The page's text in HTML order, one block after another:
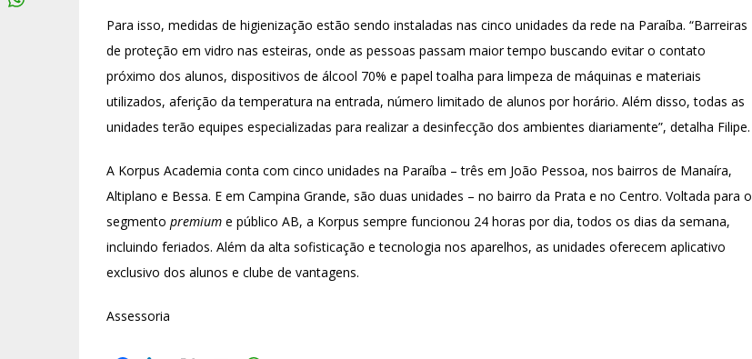
Para isso, medidas de higienização estão sendo instaladas nas cinco unidades da rede na Paraíba. “Barreiras
de proteção em vidro nas esteiras, onde as pessoas passam maior tempo buscando evitar o contato
próximo dos alunos, dispositivos de álcool 70% e papel toalha para limpeza de máquinas e materiais
utilizados, aferição da temperatura na entrada, número limitado de alunos por horário. Além disso, todas as
unidades terão equipes especializadas para realizar a desinfecção dos ambientes diariamente”, detalha Filipe.
A Korpus Academia conta com cinco unidades na Paraíba – três em João Pessoa, nos bairros de Manaíra,
Altiplano e Bessa. E em Campina Grande, são duas unidades – no bairro da Prata e no Centro. Voltada para o
segmento premium e público AB, a Korpus sempre funcionou 24 horas por dia, todos os dias da semana,
incluindo feriados. Além da alta sofisticação e tecnologia nos aparelhos, as unidades oferecem aplicativo
exclusivo dos alunos e clube de vantagens.
Assessoria